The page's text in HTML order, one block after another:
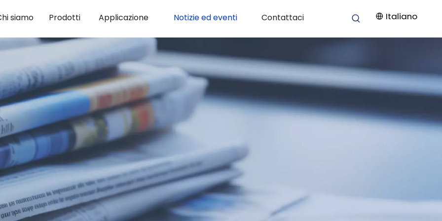
siamo Prodotti Applicazione Notizie ed eventi Contattaci Italiano